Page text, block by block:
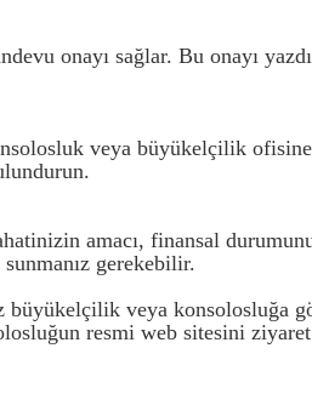
onayı sağlar. Bu onayı
veya büyükelçilik
amacı, finansal
gerekebilir.
büyükelçilik veya konsolosluğa
resmi web sitesini